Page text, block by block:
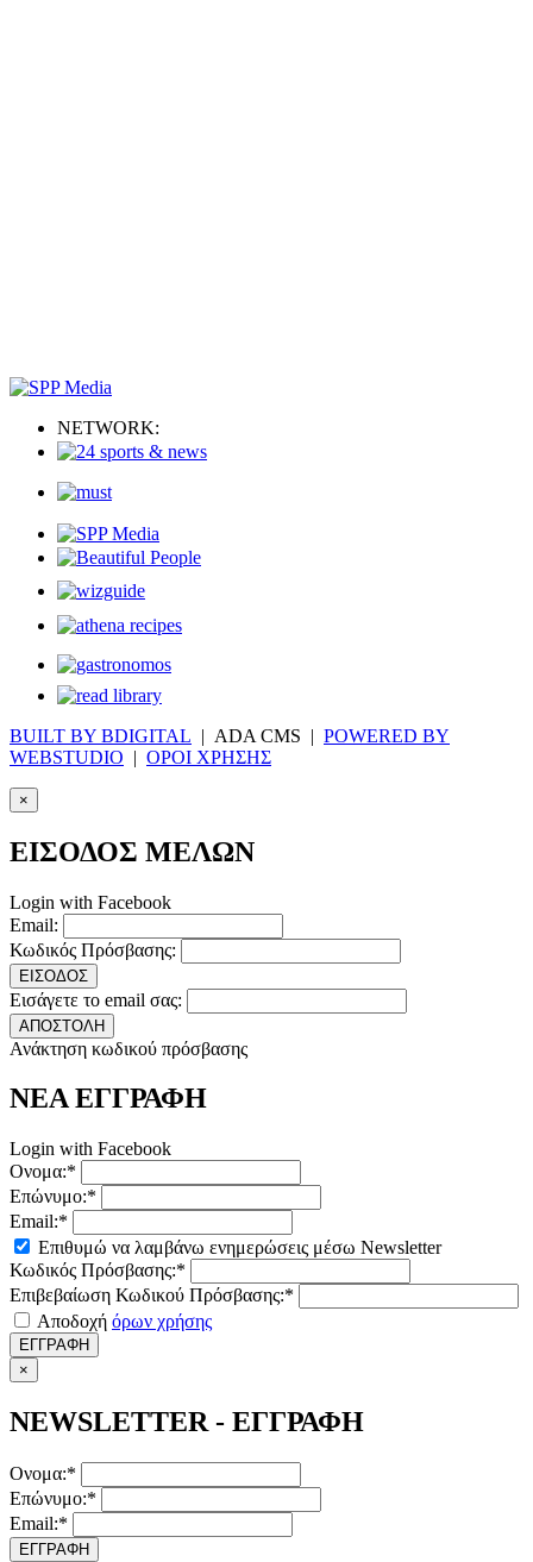
NETWORK:
BUILT BY BDIGITAL | ADA CMS | POWERED BY
WEBSTUDIO | ΟΡΟΙ ΧΡΗΣΗΣ
×
ΕΙΣΟΔΟΣ ΜΕΛΩΝ
Login with Facebook
Email:
Κωδικός Πρόσβασης:
ΕΙΣΟΔΟΣ
Εισάγετε το email σας:
ΑΠΟΣΤΟΛΗ
Ανάκτηση κωδικού πρόσβασης
ΝΕΑ ΕΓΓΡΑΦΗ
Login with Facebook
Ονομα:*
Επώνυμο:*
Email:*
Επιθυμώ να λαμβάνω ενημερώσεις μέσω Newsletter
Κωδικός Πρόσβασης:*
Επιβεβαίωση Κωδικού Πρόσβασης:*
Αποδοχή όρων χρήσης
ΕΓΓΡΑΦΗ
×
NEWSLETTER - ΕΓΓΡΑΦΗ
Ονομα:*
Επώνυμο:*
Email:*
ΕΓΓΡΑΦΗ